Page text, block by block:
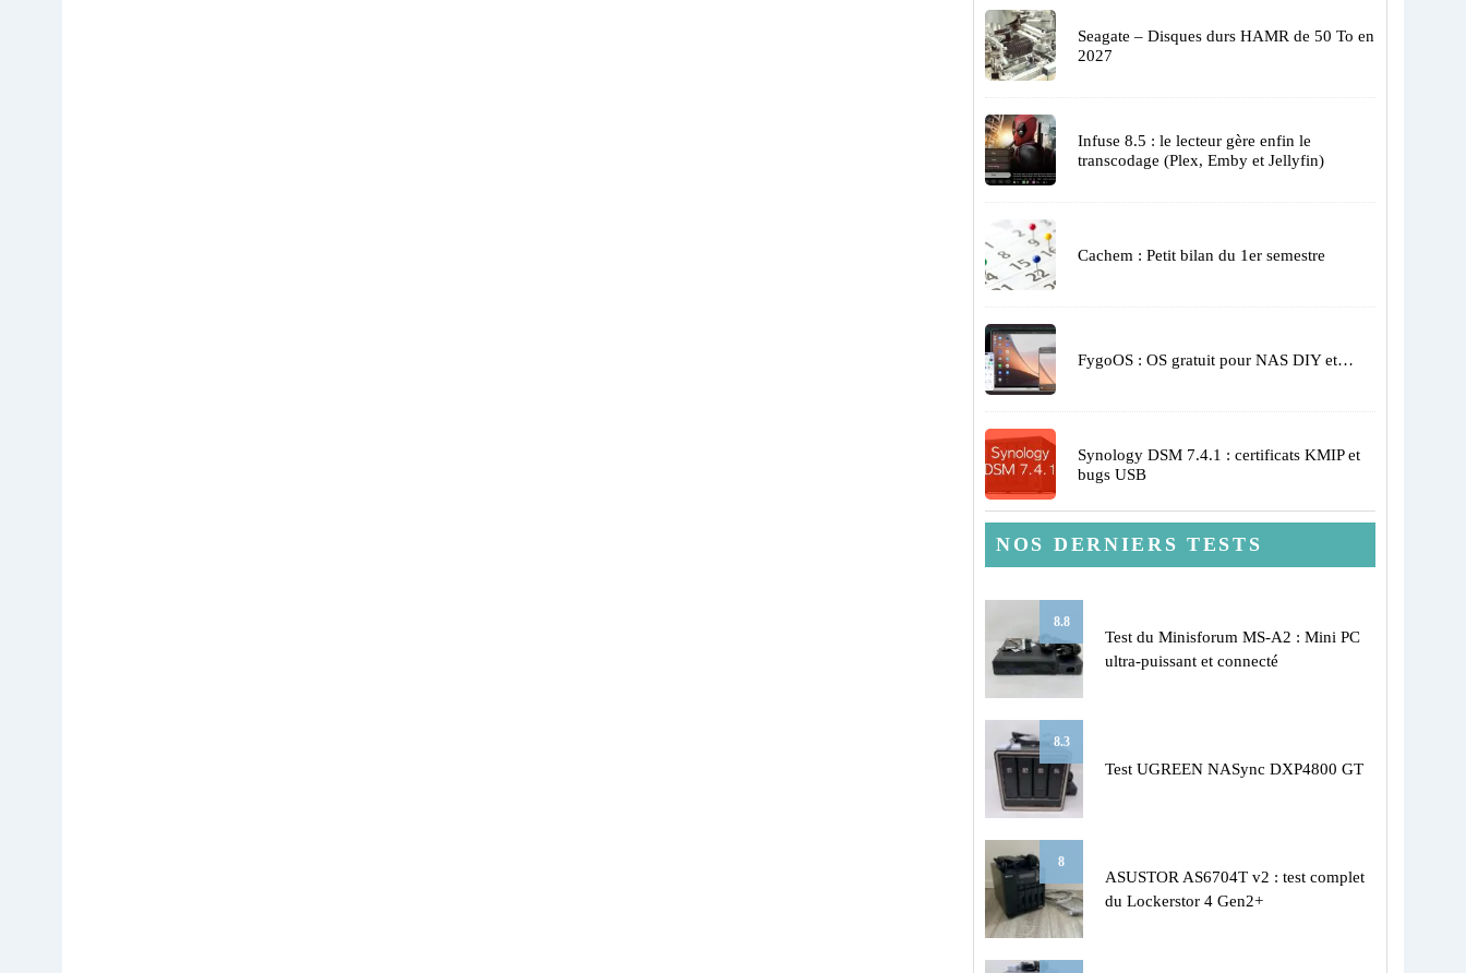
Seagate – Disques durs HAMR de 50 To en
2027
Infuse 8.5 : le lecteur gère enfin le
transcodage (Plex, Emby et Jellyfin)
Cachem : Petit bilan du 1er semestre
FygoOS : OS gratuit pour NAS DIY et…
Synology DSM 7.4.1 : certificats KMIP et
bugs USB
NOS DERNIERS TESTS
8.8
Test du Minisforum MS-A2 : Mini PC
ultra-puissant et connecté
8.3
Test UGREEN NASync DXP4800 GT
8
ASUSTOR AS6704T v2 : test complet
du Lockerstor 4 Gen2+